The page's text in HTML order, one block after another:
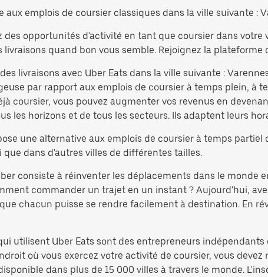
aux emplois de coursier classiques dans la ville suivante :
des opportunités d'activité en tant que coursier dans votre
livraisons quand bon vous semble. Rejoignez la
livraisons avec Uber Eats dans la ville suivante :
par rapport aux emplois de coursier à temps plein, à
coursier, vous pouvez augmenter vos revenus en
les horizons et de tous les secteurs. Ils adaptent leurs
une alternative aux emplois de coursier à temps
que dans d'autres villes de différentes tailles.
consiste à réinventer les déplacements dans le monde
commander un trajet en un instant ? Aujourd'hui,
chacun puisse se rendre facilement à destination. En
utilisent Uber Eats sont des entrepreneurs
où vous exercez votre activité de coursier, vous
dans plus de 15 000 villes à travers le monde.